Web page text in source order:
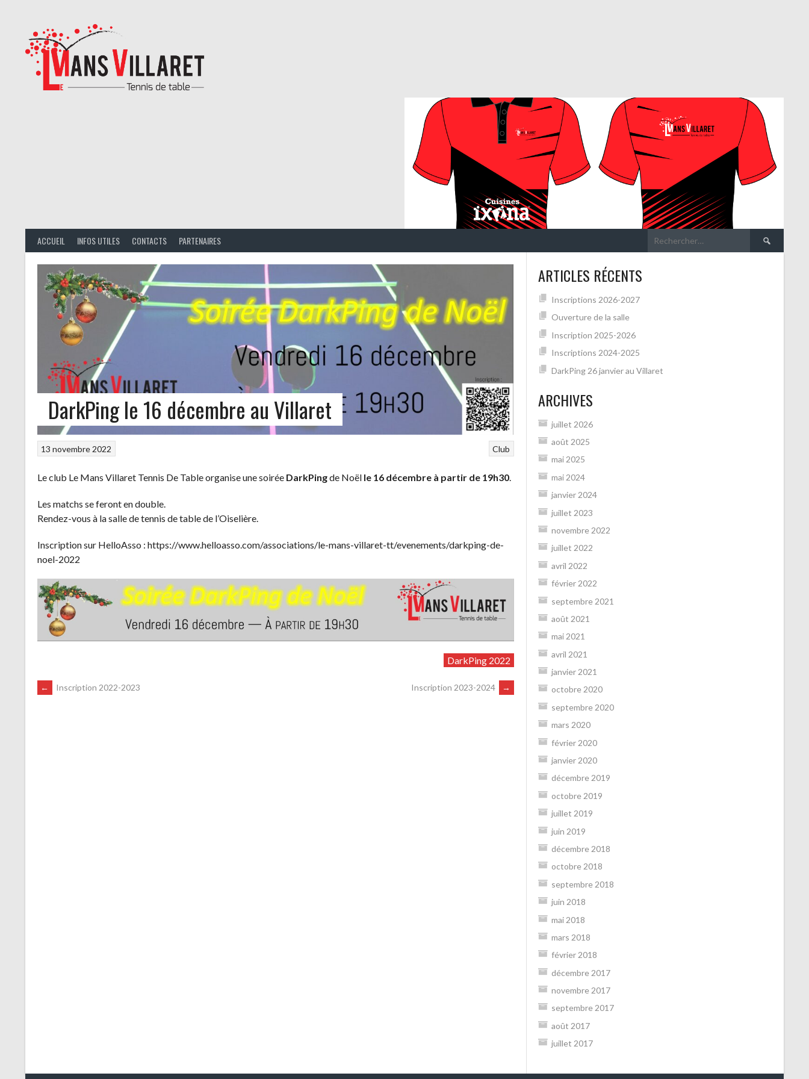
ACCUEIL INFOS UTILES CONTACTS PARTENAIRES Rechercher :
DarkPing le 16 décembre au Villaret
Club
13 novembre 2022
Le club Le Mans Villaret Tennis De Table organise une soirée DarkPingde Noël le 16 décembre à partir de 19h30.
Les matchs se feront en double.
Rendez-vous à la salle de tennis de table de l’Oiselière.
Inscription sur HelloAsso : https://www.helloasso.com/associations/le-mans-villaret-tt/evenements/darkping-de-
noel-2022
DarkPing 2022
NAVIGATION
← Inscription 2022-2023 Inscription 2023-2024 →
ARTICLES RÉCENTS
Inscriptions 2026-2027
Ouverture de la salle
Inscription 2025-2026
Inscriptions 2024-2025
DarkPing 26 janvier au Villaret
ARCHIVES
juillet 2026
août 2025
mai 2025
mai 2024
janvier 2024
juillet 2023
novembre 2022
juillet 2022
avril 2022
février 2022
septembre 2021
août 2021
mai 2021
avril 2021
janvier 2021
octobre 2020
septembre 2020
mars 2020
février 2020
janvier 2020
décembre 2019
octobre 2019
juillet 2019
juin 2019
décembre 2018
octobre 2018
septembre 2018
juin 2018
mai 2018
mars 2018
février 2018
décembre 2017
novembre 2017
septembre 2017
août 2017
juillet 2017